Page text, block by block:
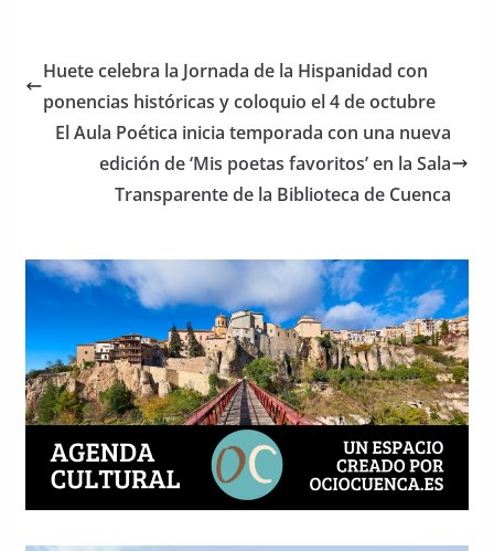
e
b
o
o
er s
A
p
p
Huete celebra la Jornada de la Hispanidad con
ponencias históricas y coloquio el 4 de octubre
El Aula Poética inicia temporada con una nueva
edición de ‘Mis poetas favoritos’ en la Sala
Transparente de la Biblioteca de Cuenca